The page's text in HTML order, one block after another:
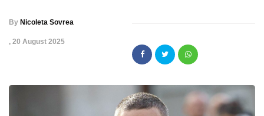
By Nicoleta Sovrea
, 20 August 2025